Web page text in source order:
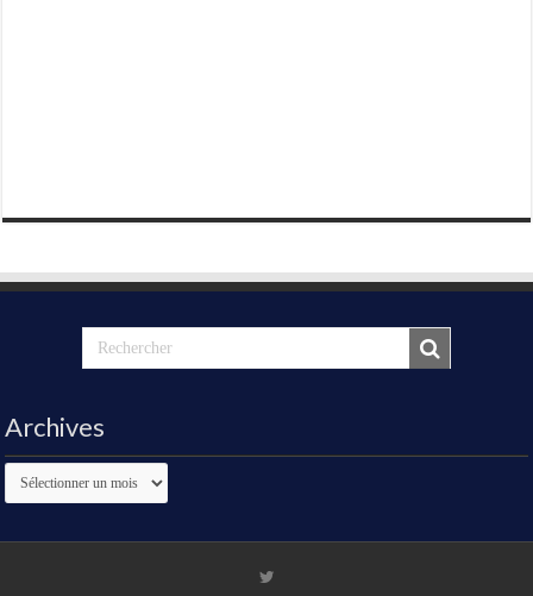
Archives
Archives